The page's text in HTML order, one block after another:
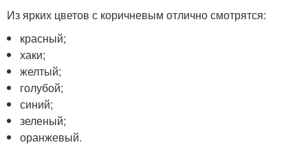
Из ярких цветов с коричневым отлично смотрятся:
красный;
хаки;
желтый;
голубой;
синий;
зеленый;
оранжевый.